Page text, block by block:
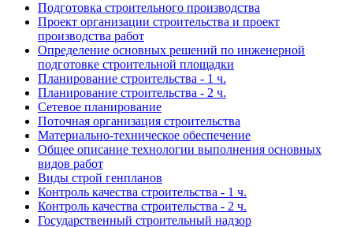
Подготовка строительного производства
Проект организации строительства и проект
производства работ
Определение основных решений по инженерной
подготовке строительной площадки
Планирование строительства - 1 ч.
Планирование строительства - 2 ч.
Сетевое планирование
Поточная организация строительства
Материально-техническое обеспечение
Общее описание технологии выполнения основных
видов работ
Виды строй генпланов
Контроль качества строительства - 1 ч.
Контроль качества строительства - 2 ч.
Государственный строительный надзор